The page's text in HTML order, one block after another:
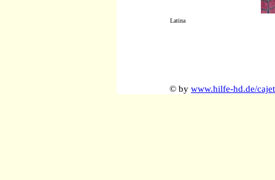
Latina
© by www.hilfe-hd.de/